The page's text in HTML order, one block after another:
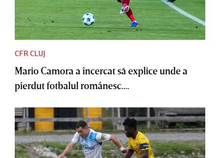
CFR CLUJ
Mario Camora a încercat să explice unde a
pierdut fotbalul românesc....